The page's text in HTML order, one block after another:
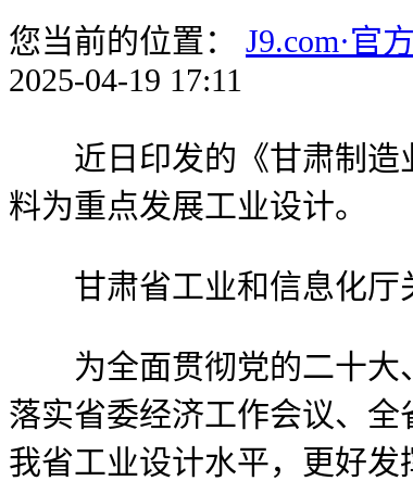
您当前的位置： J9.com·官
2025-04-19 17:11
近日印发的《甘肃制造业
料为重点发展工业设计。
甘肃省工业和信息化厅关
为全面贯彻党的二十大、
落实省委经济工作会议、
我省工业设计水平，更好